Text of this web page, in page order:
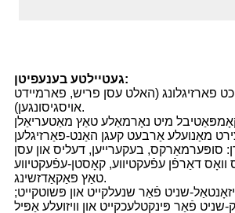
געטיילטע בענעפיטן:
פארזיגלונג (האלט עסן פריש, פארמיידט
אויסגיסונגען).
סופּערמאַרקס, בעקערייען, דעליס און עסן
וואָס דאַרפֿן עפֿעקטיווע, קאָסטן-עפֿעקטיווע
טאַץ פּאַקאַדזשינג.
שניט פֿאַר שנעלקייט און פּשוטקייט;